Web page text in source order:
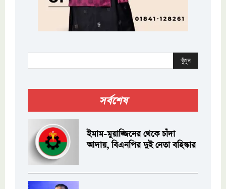
খুঁজুন
সর্বশেষ
ইমাম-মুয়াজ্জিনের থেকে চাঁদা
আদায়, বিএনপির দুই নেতা বহিস্কার